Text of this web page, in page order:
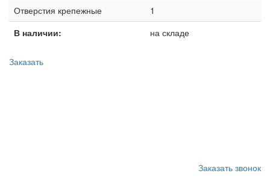
Отверстия крепежные
1
В наличии:
на складе
Заказать
Заказать звонок